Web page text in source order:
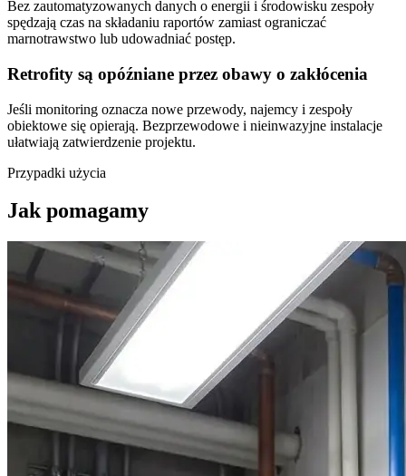
Bez zautomatyzowanych danych o energii i środowisku zespoły
spędzają czas na składaniu raportów zamiast ograniczać
marnotrawstwo lub udowadniać postęp.
Retrofity są opóźniane przez obawy o zakłócenia
Jeśli monitoring oznacza nowe przewody, najemcy i zespoły
obiektowe się opierają. Bezprzewodowe i nieinwazyjne instalacje
ułatwiają zatwierdzenie projektu.
Przypadki użycia
Jak pomagamy